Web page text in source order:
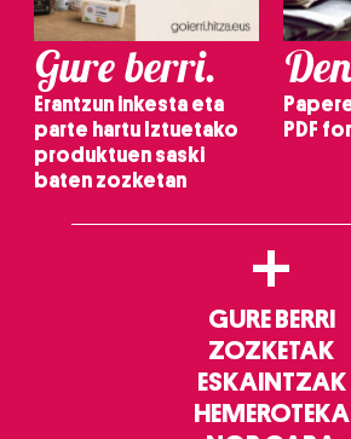
Gure berri.
Erantzun inkesta eta
parte hartu Iztuetako
produktuen saski
baten zozketan
PDF
+
GURE BERRI
ZOZKETAK
ESKAINTZAK
HEMEROTEKA